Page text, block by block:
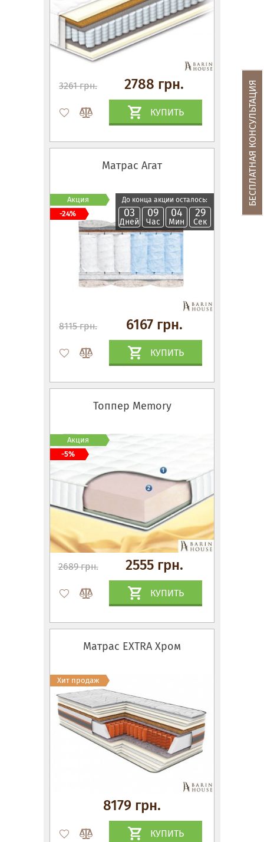
3261 грн. 2788 грн.
КУПИТЬ
Матрас Агат
До конца акции осталось:
03
Дней
09
Час
04
Мин
28
Сек
8115 грн. 6167 грн.
КУПИТЬ
Акция
-24%
Топпер Memory
2689 грн. 2555 грн.
КУПИТЬ
Акция
-5%
Матрас EXTRA Хром
8179 грн.
КУПИТЬ
Хит продаж
БЕСПЛАТНАЯ КОНСУЛЬТАЦИЯ